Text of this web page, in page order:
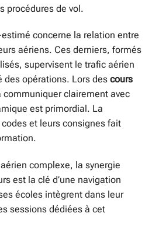
procédures de vol.
concerne la relation entre
aériens. Ces derniers, formés
supervisent le trafic aérien
opérations. Lors des cours
communiquer clairement avec
est primordial. La
et leurs consignes fait
complexe, la synergie
est la clé d’une navigation
écoles intègrent dans leur
sessions dédiées à cet